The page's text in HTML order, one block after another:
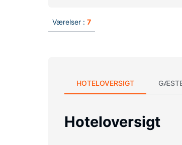
Værelser : 7
HOTELOVERSIGT
Hoteloversigt